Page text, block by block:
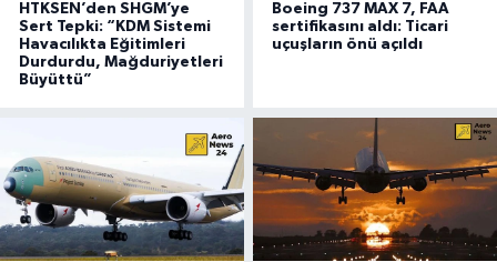
HTKSEN’den SHGM’ye
Sert Tepki: “KDM Sistemi
Havacılıkta Eğitimleri
Durdurdu, Mağduriyetleri
Büyüttü”
Boeing 737 MAX 7, FAA
sertifikasını aldı: Ticari
uçuşların önü açıldı